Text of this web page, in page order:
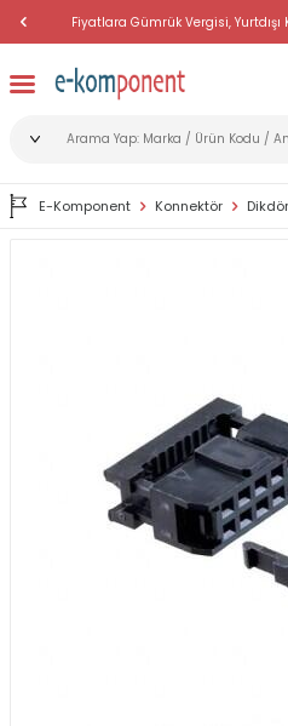
Fiyatlara Gümrük Vergisi,
E-Komponent Konnektör